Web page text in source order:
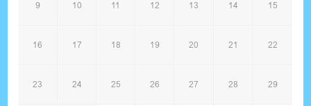
9 10 11 12 13 14 15
16 17 18 19 20 21 22
23 24 25 26 27 28 29